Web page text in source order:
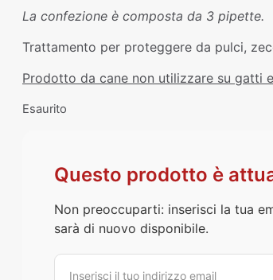
La confezione è composta da 3 pipette.
Trattamento per proteggere da pulci,
Prodotto da cane non utilizzare su gatti
Esaurito
Questo prodotto è
Non preoccuparti: inserisci la tua
sarà di nuovo disponibile.